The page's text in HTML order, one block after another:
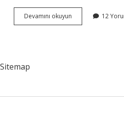
Devamını okuyun
Yusuf
12
Sitemap